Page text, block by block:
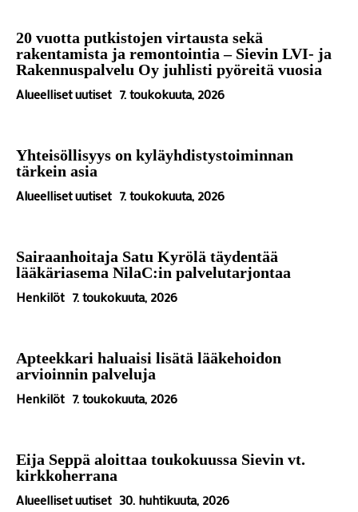
20 vuotta putkistojen virtausta sekä
rakentamista ja remontointia – Sievin LVI- ja
Rakennuspalvelu Oy juhlisti pyöreitä vuosia
Alueelliset uutiset 7. toukokuuta, 2026
Yhteisöllisyys on kyläyhdistystoiminnan
tärkein asia
Alueelliset uutiset 7. toukokuuta, 2026
Sairaanhoitaja Satu Kyrölä täydentää
lääkäriasema NilaC:in palvelutarjontaa
Henkilöt 7. toukokuuta, 2026
Apteekkari haluaisi lisätä lääkehoidon
arvioinnin palveluja
Henkilöt 7. toukokuuta, 2026
Eija Seppä aloittaa toukokuussa Sievin vt.
kirkkoherrana
Alueelliset uutiset 30. huhtikuuta, 2026